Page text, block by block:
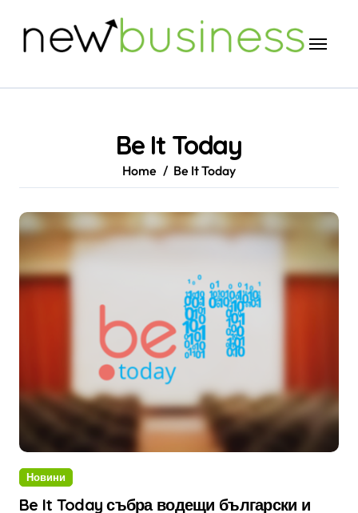
Be It Today
Home Be It Today
Новини
Be It Today събра водещи български и